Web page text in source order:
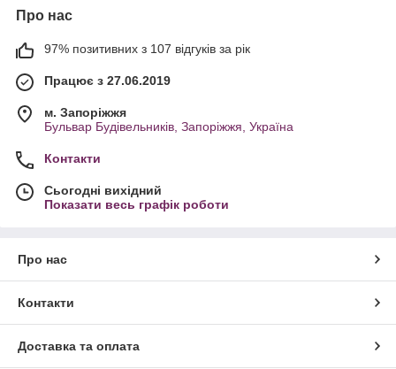
Про нас
97% позитивних з 107 відгуків за рік
Працює з 27.06.2019
м. Запоріжжя
Бульвар Будівельників, Запоріжжя, Україна
Контакти
Сьогодні вихідний
Показати весь графік роботи
Про нас
Контакти
Доставка та оплата